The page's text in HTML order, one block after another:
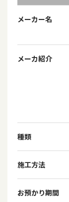
メーカー名
メーカ紹介
種類
施工方法
お預かり期間